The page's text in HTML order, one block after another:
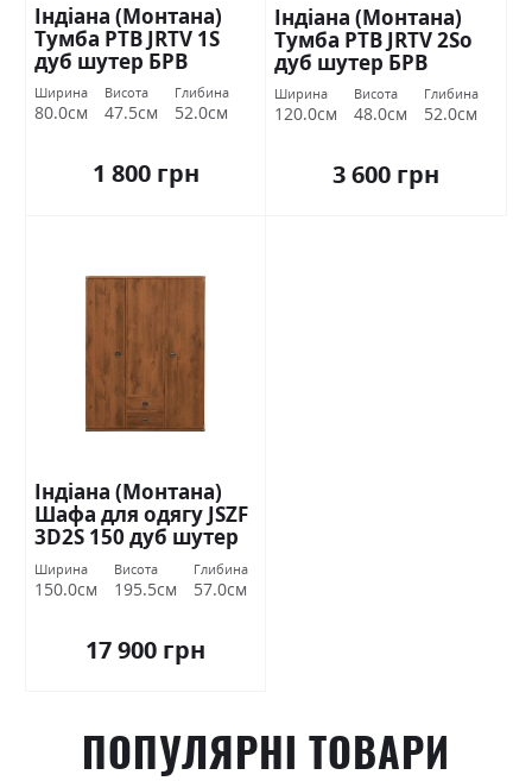
Індіана (Монтана)
Тумба РТВ JRTV 1S
дуб шутер БРВ
Україна
Ширина
80.0см
Висота
47.5см
Глибина
52.0см
1 800 грн
Індіана (Монтана)
Тумба РТВ JRTV 2Sо
дуб шутер БРВ
Україна
Ширина
120.0см
Висота
48.0см
Глибина
52.0см
3 600 грн
Індіана (Монтана)
Шафа для одягу JSZF
3D2S 150 дуб шутер
БРВ Україна
Ширина
150.0см
Висота
195.5см
Глибина
57.0см
17 900 грн
ПОПУЛЯРНІ ТОВАРИ